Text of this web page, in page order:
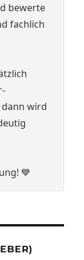
bewerte
fachlich
wird
💙